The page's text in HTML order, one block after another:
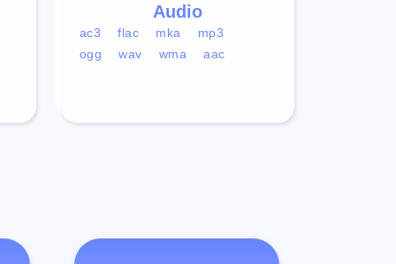
Audio
ac3 flac mka
mp3
ogg
wav wma aac